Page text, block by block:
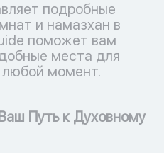
подробные
и намазхан в
поможет вам
места для
момент.
Путь к Духовному